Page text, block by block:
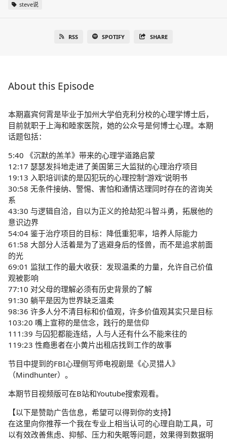
steve说
RSS SPOTIFY SHARE
About this Episode
本期嘉宾何霄是毕业于加州大学伯克利分校的心理学博士后，
目前就职于上海和睦家医院，她的公众号是何博士心理。本期
话题包括：
5:40 《沉默的羔羊》带来的心理学道路启蒙
12:17 瑟瑟发抖地走进了美国第三大监狱的心理治疗项目
19:13 入职培训读的是囚犯玩的心理控制“游戏”说明书
30:58 无条件接纳、警惕、害怕和通情达理同时存在的咨询关
系
43:30 与逻辑自洽，自以为正义的抢劫犯斗智斗勇，拓展他的
意识边界
54:04 鉴于治疗项目的目标：降低重犯率，培养人际能力
61:58 大部分人活着是为了逃避身后的怪兽，而不是追求前面
的光
69:01 监狱工作的最大收获：发现温柔的力量，允许自己价值
观被影响
77:10 对父母的理解必须有历史背景的了解
91:30 躺平是因为世界缺乏温柔
98:36 许多人分不清目标和价值观，许多价值观其实只是目标
103:20 嘴上宣称的是信念，践行的是信仰
111:39 与囚犯都能连结，人与人还有什么不能来往的
119:23 性瘾患者在小黄片出租店找到工作的故事
节目中提到的FBI心理侧写师电视剧是《心灵猎人》
（Mindhunter）。
本期节目视频版可在B站和Youtube搜索观看。
【以下是赞助广告信息，希望可以得到你的支持】
在这里向你推荐一个我在专业上相当认可的心理自助工具，可
以有效改善焦虑、抑郁、压力和失眠等问题，效果得到数据明